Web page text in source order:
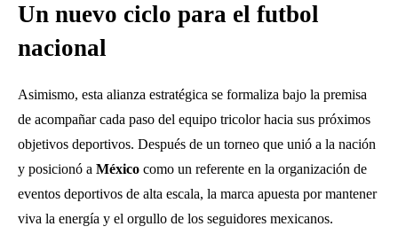
Un nuevo ciclo para el futbol
nacional
Asimismo, esta alianza estratégica se formaliza bajo la premisa
de acompañar cada paso del equipo tricolor hacia sus próximos
objetivos deportivos. Después de un torneo que unió a la nación
y posicionó a México como un referente en la organización de
eventos deportivos de alta escala, la marca apuesta por mantener
viva la energía y el orgullo de los seguidores mexicanos.